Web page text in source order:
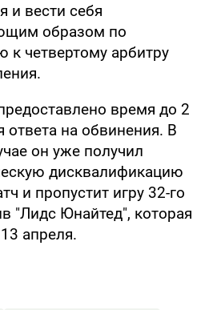
и вести себя
образом по
к четвертому арбитру
время до 2
ответа на обвинения. В
он уже получил
дисквалификацию
и пропустит игру 32-го
"Лидс Юнайтед", которая
апреля.